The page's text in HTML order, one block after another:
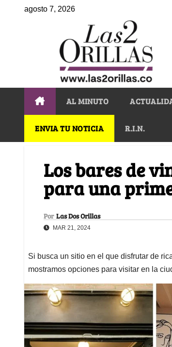
agosto 7, 2026
AL MINUTO
ENVIA TU NOTICIA R.I.N.
Los bares de
para una
Por Las Dos Orillas
MAR 21, 2024
Si busca un sitio en el que disfrutar de
mostramos opciones para visitar en la